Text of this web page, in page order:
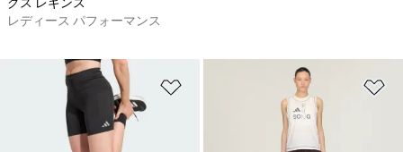
グス レギンス
レディース パフォーマンス
ほしいものリストに追加